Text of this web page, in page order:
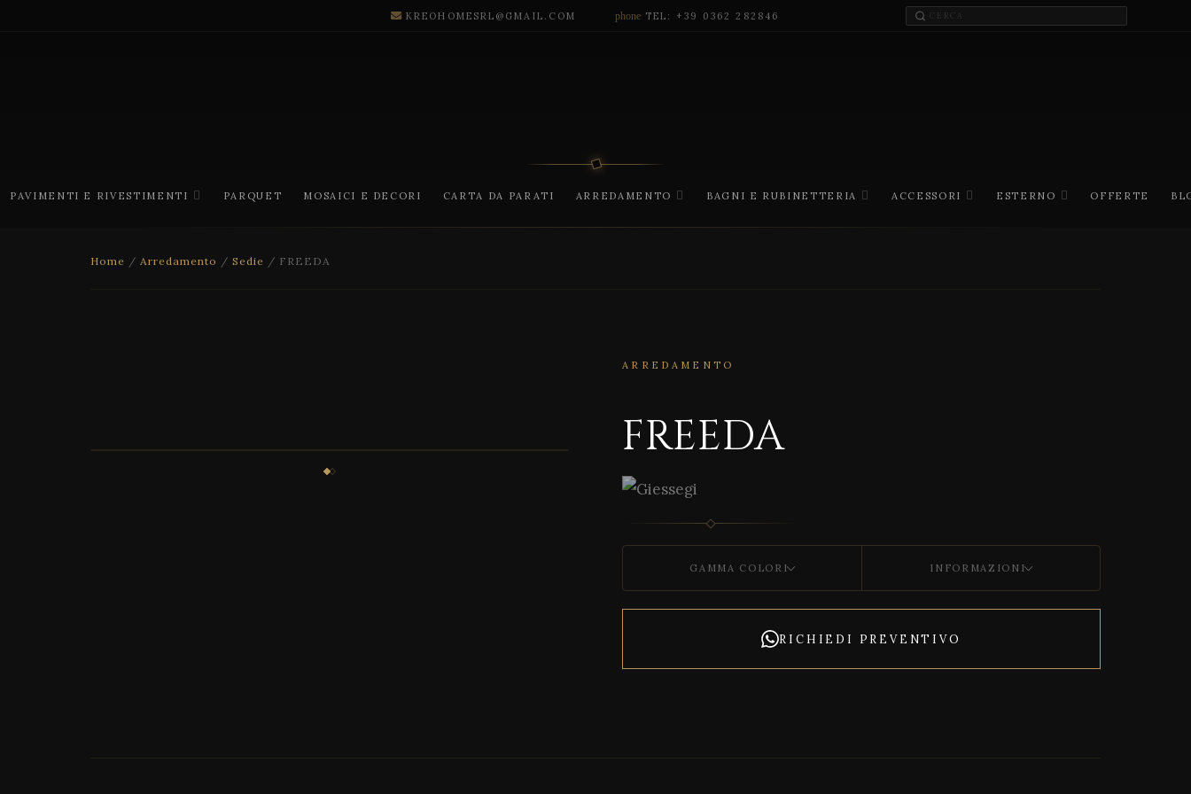
KREOHOMESRL@GMAIL.COM phone TEL: +39 0362 282846
PAVIMENTI E RIVESTIMENTI PARQUET MOSAICI E DECORI CARTA DA PARATI ARREDAMENTO BAGNI E RUBINETTERIA ACCESSORI ESTERNO OFFERTE
Home / Arredamento / Sedie / FREEDA
ARREDAMENTO
FREEDA
GAMMA COLORI INFORMAZIONI
RICHIEDI PREVENTIVO